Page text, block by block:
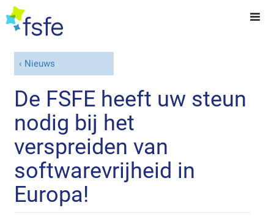
Nieuws
De FSFE heeft uw steun
nodig bij het
verspreiden van
softwarevrijheid in
Europa!